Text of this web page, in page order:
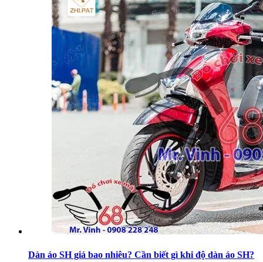
Dàn áo SH giá bao nhiêu? Cần biết gì khi độ dàn áo SH?